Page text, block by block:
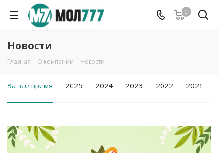
0
Новости
Главная - О компании - Новости
За все время 2025 2024 2023 2022 2021